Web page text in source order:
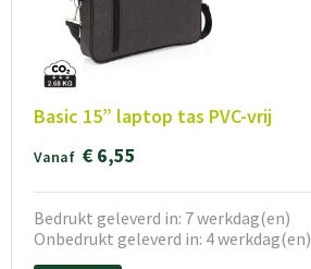
Basic 15” laptop tas PVC-vrij
Vanaf € 6,55
Bedrukt geleverd in: 7 werkdag(en)
Onbedrukt geleverd in: 4 werkdag(en)